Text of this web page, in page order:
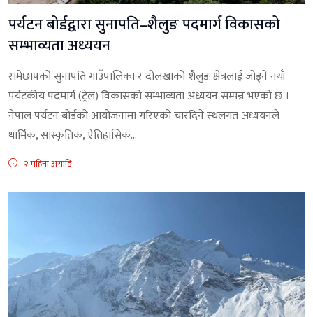
पर्यटन बोर्डद्वारा सुनापति–शैलुङ पदमार्ग विकासको
सम्भाव्यता अध्ययन
रामेछापको सुनापति गाउँपालिका र दोलखाको शैलुङ क्षेत्रलाई जोड्ने नयाँ
पर्यटकीय पदमार्ग (ट्रेल) विकासको सम्भाव्यता अध्ययन सम्पन्न भएको छ ।
नेपाल पर्यटन बोर्डको आयोजनामा गरिएको चारदिने स्थलगत अध्ययनले
धार्मिक, सांस्कृतिक, ऐतिहासिक...
२ महिना अगाडि